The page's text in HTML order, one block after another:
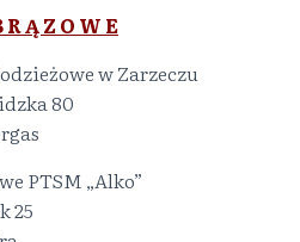
Ą Z O W E
w Zarzeczu
80
PTSM „Alko”
25